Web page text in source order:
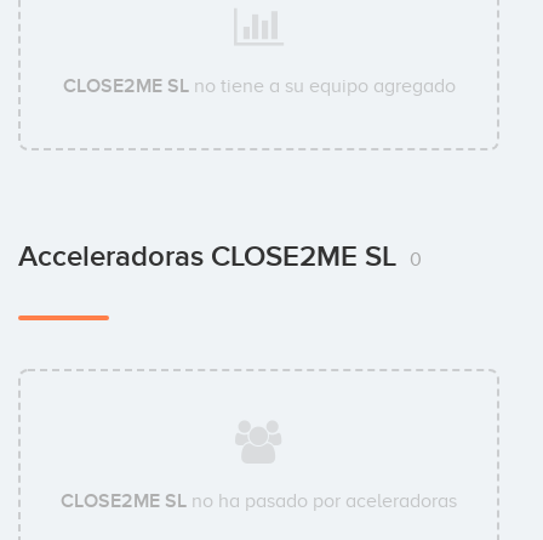
CLOSE2ME SLno tiene a su equipo agregado
Acceleradoras CLOSE2ME SL 0
CLOSE2ME SL no ha pasado por aceleradoras